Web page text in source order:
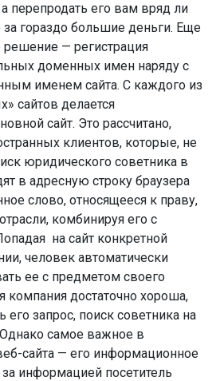
перепродать его вам вряд ли
за гораздо большие деньги. Еще
— регистрация
доменных имен наряду с
именем сайта. С каждого из
сайтов делается
сайт. Это рассчитано,
клиентов, которые, не
юридического советника в
в адресную строку браузера
слово, относящееся к праву,
комбинируя его с
на сайт конкретной
человек автоматически
ее с предметом своего
компания достаточно хороша,
его запрос, поиск советника на
самое важное в
сайта — его информационное
информацией посетитель